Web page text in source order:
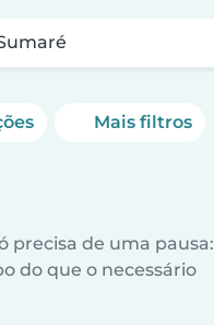
Mais filtros
precisa de uma pausa:
do que o necessário